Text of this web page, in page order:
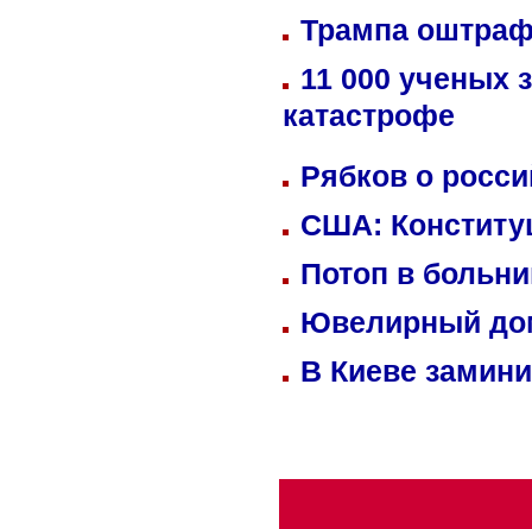
Трампа
11 000 ученых
катастрофе
Рябков о
США:
Потоп в
Ювелирный
В Киеве